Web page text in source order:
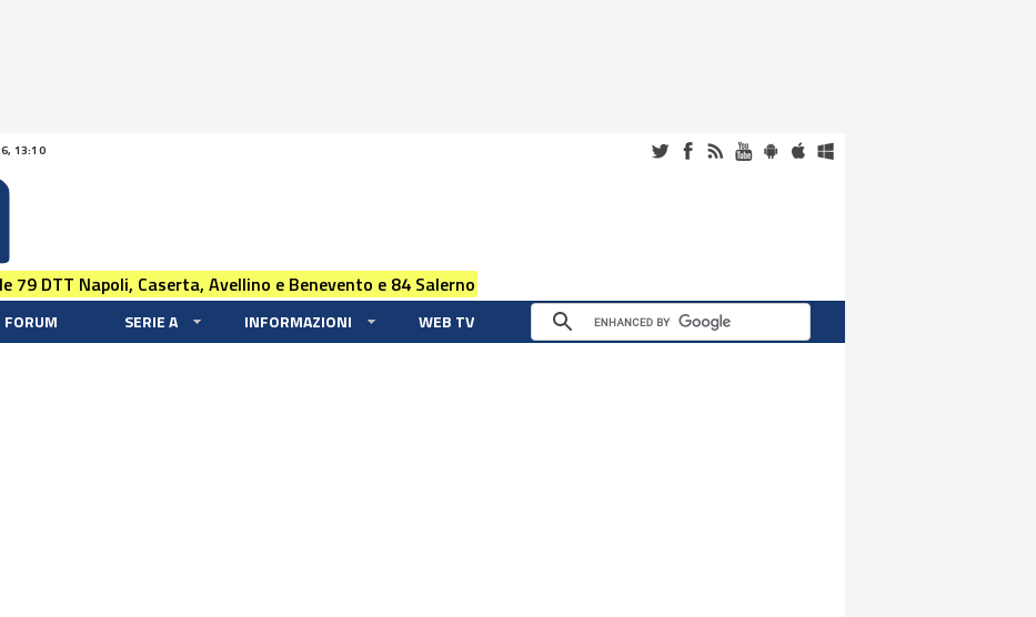
13:10
79 DTT Napoli, Caserta, Avellino e Benevento e 84 Salerno
FORUM SERIE A INFORMAZIONI WEB TV